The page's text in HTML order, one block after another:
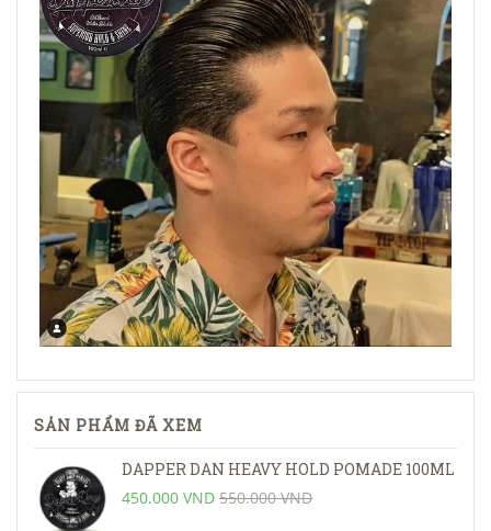
SẢN PHẨM ĐÃ XEM
DAPPER DAN HEAVY HOLD POMADE 100ML
450.000 VND 550.000 VND